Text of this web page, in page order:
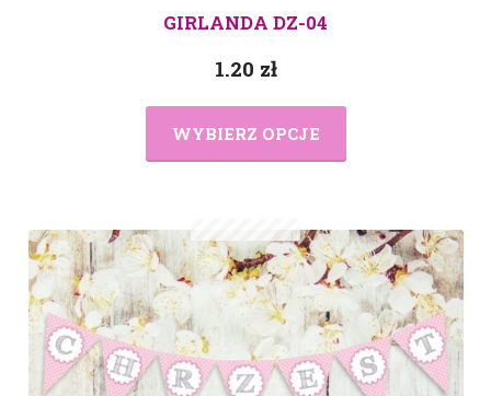
GIRLANDA DZ-04
1.20 zł
WYBIERZ OPCJE